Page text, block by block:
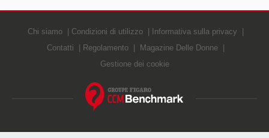
Chi siamo Condizioni di utilizzo
Informativa sulla privacy
Contatti
Regolamento
Magazine Delle Donne
Gestione dei cookie